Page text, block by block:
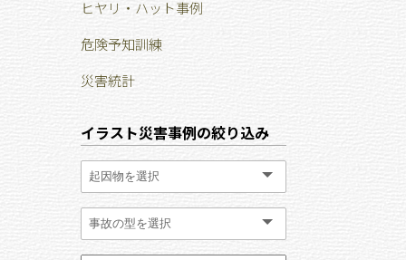
ヒヤリ・ハット事例
危険予知訓練
災害統計
イラスト災害事例の絞り込み